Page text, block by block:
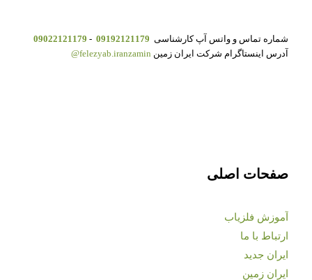
شماره تماس و واتس آپ کارشناسی 09192121179
-
09022121179
آدرس اینستاگرام شرکت ایران زمین felezyab.iranzamin@
صفحات اصلی
آموزش فلزیاب
ارتباط با ما
ایران جدید
ایران زمین